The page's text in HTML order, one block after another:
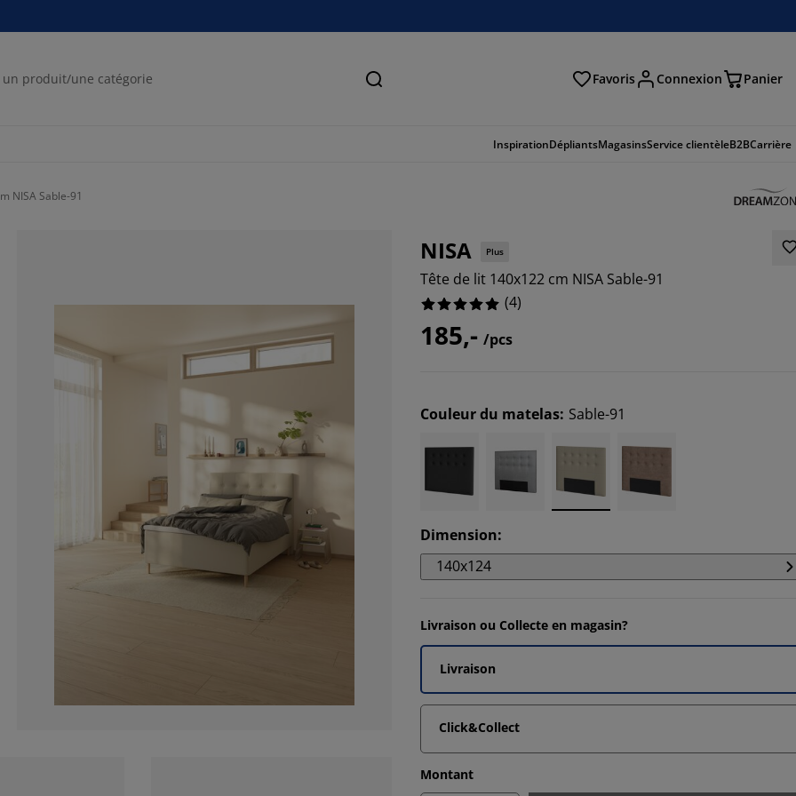
Recherche Favoris Connexion Panier
InspirationDépliantsMagasinsService clientèleB2BCarrière
NISA Sable-91
NISA Plus
Tête de lit 140x122 cm NISA Sable-91
(4)
185,- /pcs
Couleur du matelas: Sable-91
Dimension:
140x124
Livraison ou Collecte en magasin?
Livraison
Click&Collect
Montant